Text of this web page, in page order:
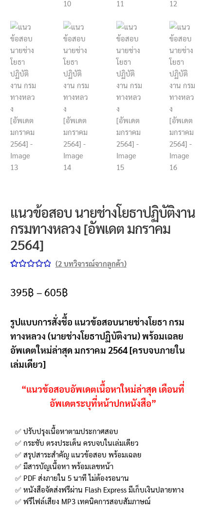
แนวข้อสอบ นายช่างโยธาปฏิบัติงาน
กรมทางหลวง [อัพเดต มกราคม
2564]
คะแนนเต็ม
คะแนนของ
ลูกค้า
(2บทวิจารณ์จากลูกค้า)
395฿ – 605฿
รูปแบบการสั่งชื้อ แนวข้อสอบนายช่างโยธา กรม
ทางหลวง (นายช่างโยธาปฏิบัติงาน) พร้อมเฉลย
อัพเดตใหม่ล่าสุด มกราคม 2564 [ครบจบภายใน
เล่มเดียว]
“แนวข้อสอบอัพเดตเนื้อหาใหม่ล่าสุด เดือนที่
อัพเดตระบุที่หน้าปกหนังสือ”
✅ ปรับปรุงเนื้อหาตามประกาศสอบ
✅ กระชับ ตรงประเด็น ครบจบในเล่มเดียว
✅ สรุปสาระสำคัญ แนวข้อสอบ พร้อมเฉลย
✅ มีสารบัญเนื้อหา พร้อมเลขหน้า
✅ PDF ส่งภายใน 5 นาที ไม่ต้องรอนาน
✅ หนังสือจัดส่งฟรีผ่าน Flash Express มีเก็บเงินปลายทาง
✅ ฟรีไฟล์เสียง MP3 เทคนิคการสอบสัมภาษณ์